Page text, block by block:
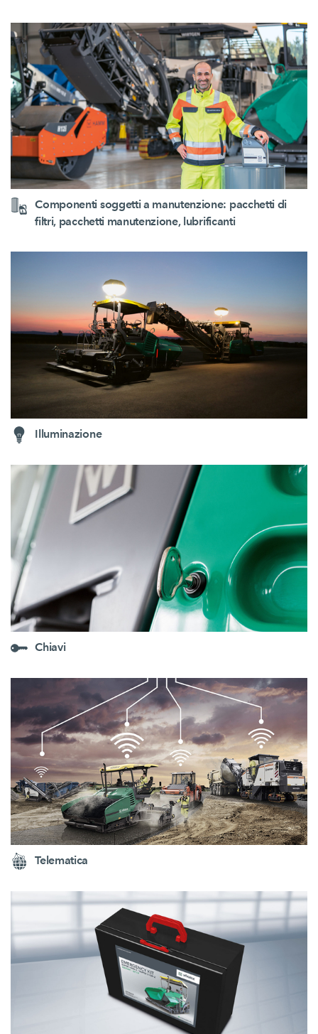
Componenti soggetti a manutenzione: pacchetti di
filtri, pacchetti manutenzione, lubrificanti
Illuminazione
Chiavi
Telematica